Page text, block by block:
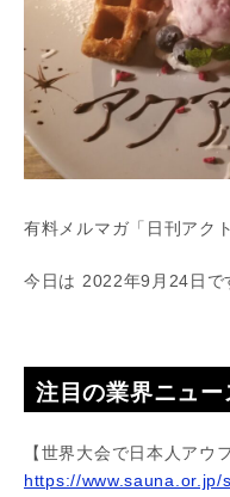
有料メルマガ「日刊アク
今日は 2022年9月24日で
注目の業界ニュー
【世界大会で日本人アウ
https://